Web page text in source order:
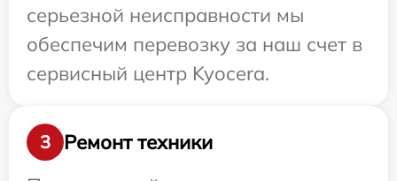
серьезной неисправности мы
обеспечим перевозку за наш счет в
сервисный центр Kyocera.
3
Ремонт техники